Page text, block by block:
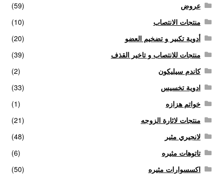
منتجات للانتصاب و تاخير القذف
عروض
(59)
منتجات الانتصاب
(10)
أدوية تكبير و تضخيم العضو
(20)
منتجات للانتصاب و تاخير القذف
(39)
كاندم سيليكون
(2)
ادوية تخسيس
(33)
خواتم هزازه
(1)
منتجات لاثارة الزوجه
(21)
لانجيري مثير
(48)
تاتوهات مثيره
(6)
اكسسوارات مثيره
(50)